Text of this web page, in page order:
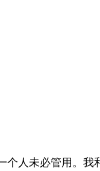
个人未必管用。我